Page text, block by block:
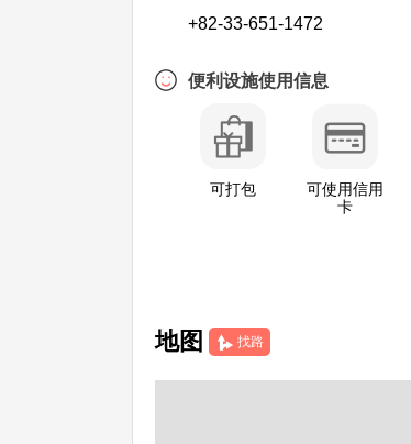
+82-33-651-1472
便利设施使用信息
可打包
可使用信用
卡
地图 找路